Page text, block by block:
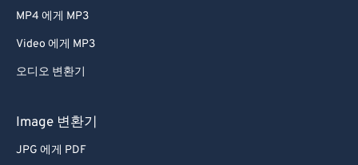
MP4 에게 MP3
Video 에게 MP3
오디오 변환기
Image 변환기
JPG 에게 PDF